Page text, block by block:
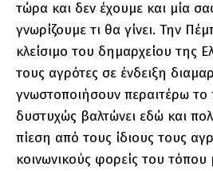
τώρα και δεν έχουμε και μία
γνωρίζουμε τι θα γίνει. Την
κλείσιμο του δημαρχείου της
τους αγρότες σε ένδειξη
γνωστοποιήσουν περαιτέρω
δυστυχώς βαλτώνει εδώ και
πίεση από τους ίδιους τους
κοινωνικούς φορείς του